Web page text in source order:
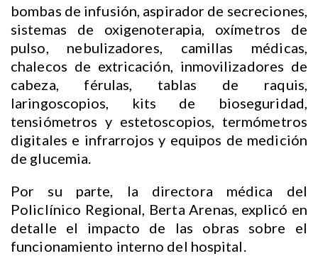
bombas de infusión, aspirador de secreciones,
sistemas de oxigenoterapia, oxímetros de
pulso, nebulizadores, camillas médicas,
chalecos de extricación, inmovilizadores de
cabeza, férulas, tablas de raquis,
laringoscopios, kits de bioseguridad,
tensiómetros y estetoscopios, termómetros
digitales e infrarrojos y equipos de medición
de glucemia.
Por su parte, la directora médica del
Policlínico Regional, Berta Arenas, explicó en
detalle el impacto de las obras sobre el
funcionamiento interno del hospital.